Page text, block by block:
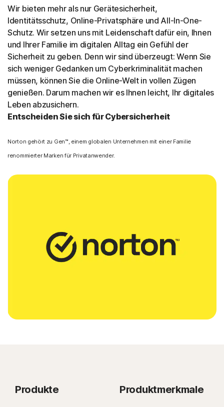
Wir bieten mehr als nur Gerätesicherheit,
Identitätsschutz, Online-Privatsphäre und All-In-One-
Schutz. Wir setzen uns mit Leidenschaft dafür ein, Ihnen
und Ihrer Familie im digitalen Alltag ein Gefühl der
Sicherheit zu geben. Denn wir sind überzeugt: Wenn Sie
sich weniger Gedanken um Cyberkriminalität machen
müssen, können Sie die Online-Welt in vollen Zügen
genießen. Darum machen wir es Ihnen leicht, Ihr digitales
Leben abzusichern.
Entscheiden Sie sich für Cybersicherheit
Norton gehört zu Gen™, einem globalen Unternehmen mit einer Familie
renommierter Marken für Privatanwender.
Produkte Produktmerkmale